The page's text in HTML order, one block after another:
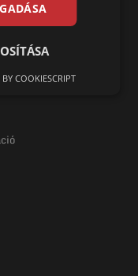
COOKIESCRIPT